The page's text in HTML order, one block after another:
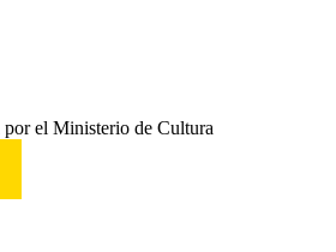
el Ministerio de Cultura